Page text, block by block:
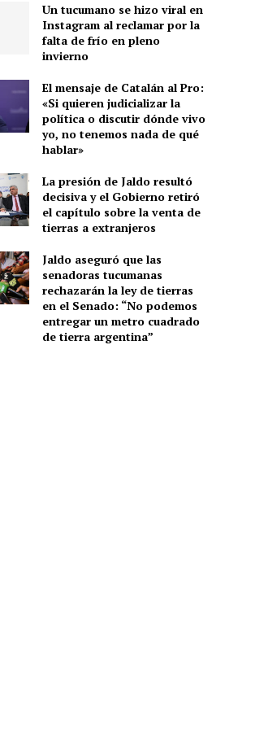
Un tucumano se hizo viral en
Instagram al reclamar por la
falta de frío en pleno
invierno
El mensaje de Catalán al Pro:
«Si quieren judicializar la
política o discutir dónde vivo
yo, no tenemos nada de qué
hablar»
La presión de Jaldo resultó
decisiva y el Gobierno retiró
el capítulo sobre la venta de
tierras a extranjeros
Jaldo aseguró que las
senadoras tucumanas
rechazarán la ley de tierras
en el Senado: “No podemos
entregar un metro cuadrado
de tierra argentina”